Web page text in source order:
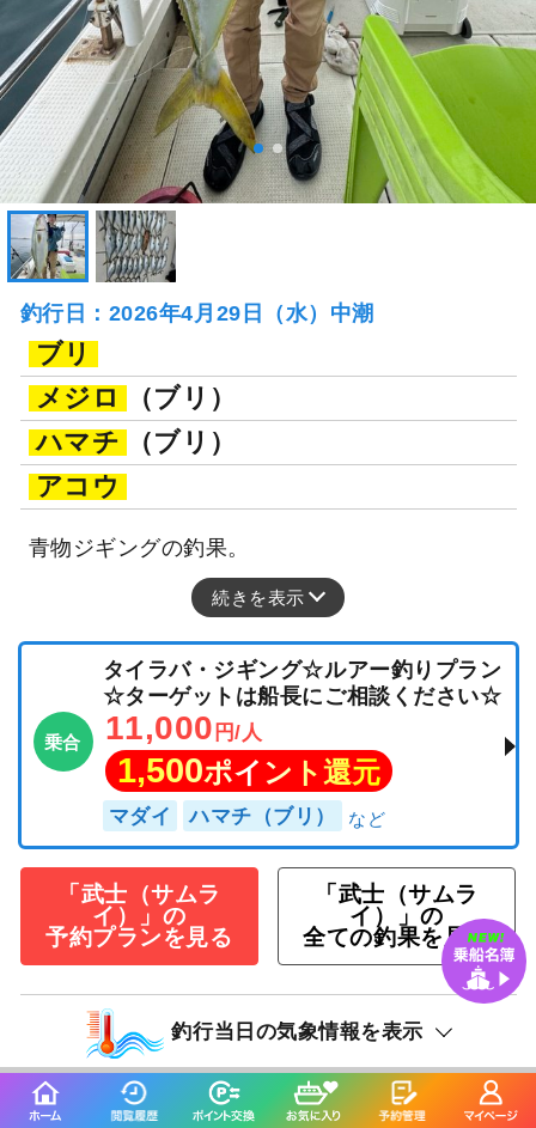
釣行日：2026年4月29日（水）中潮
ブリ
メジロ
（ブリ）
ハマチ
（ブリ）
アコウ
青物ジギングの釣果。
続きを表示
乗合
タイラバ・ジギング☆ルアー釣りプラン
☆ターゲットは船長にご相談ください☆
11,000 円/人
1,500ポイント還元
マダイ ハマチ（ブリ）
「武士（サムラ
イ）」の
予約プランを見る
「武士（サムラ
イ）」の
全ての釣果を見る
釣行当日の気象情報を表示